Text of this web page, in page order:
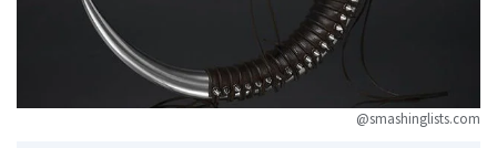
@smashinglists.com